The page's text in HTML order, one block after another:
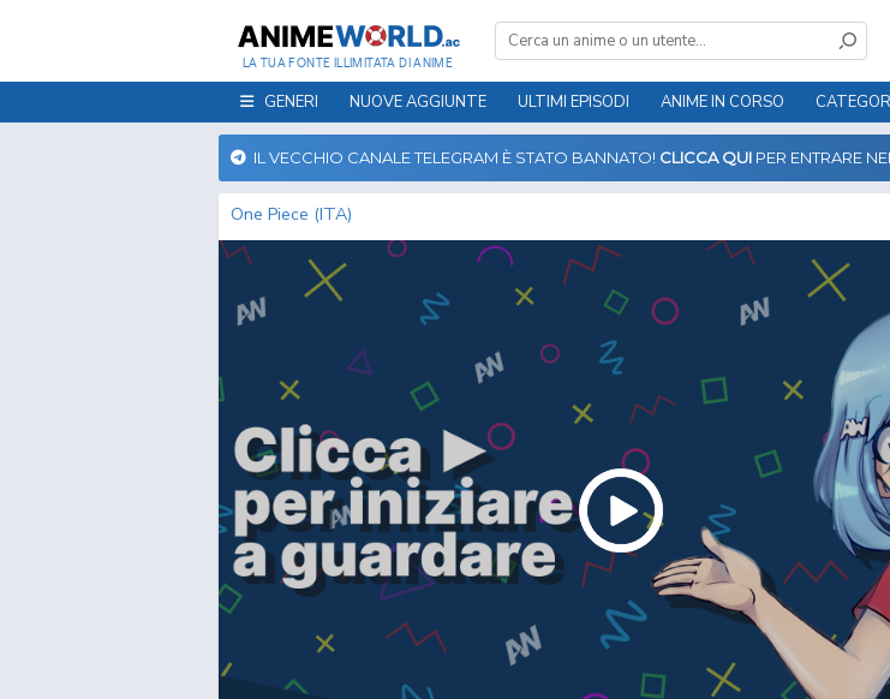
LA TUA FONTE ILLIMITATA DI ANIME
GENERI NUOVE AGGIUNTE ULTIMI EPISODI ANIME IN CORSO
IL VECCHIO CANALE TELEGRAM È STATO BANNATO! CLICCA QUI PER ENTRARE
One Piece (ITA)